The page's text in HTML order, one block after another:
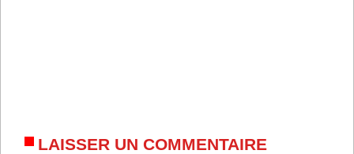
LAISSER UN COMMENTAIRE